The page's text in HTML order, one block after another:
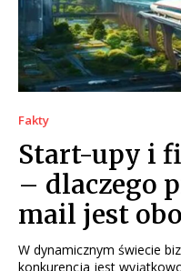
Fakty
Start-upy i
– dlaczego
mail jest
W dynamicznym świecie
konkurencja jest